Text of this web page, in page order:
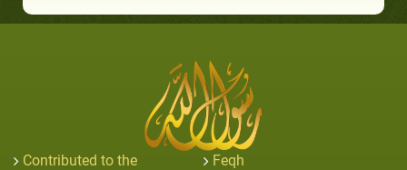
Contributed to the
Feqh